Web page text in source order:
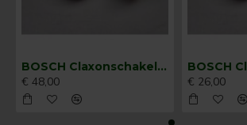
BOSCH Claxonschakelaar opbouw ⌀ 35 mm 0343013001
€ 48,00 € 26,00